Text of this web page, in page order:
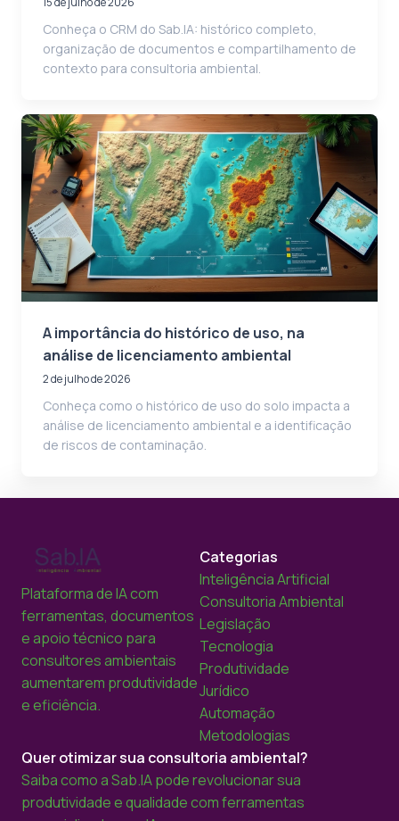
Conheça o CRM do Sab.IA: histórico completo,
organização de documentos e compartilhamento de
contexto para consultoria ambiental.
A importância do histórico de uso, na
análise de licenciamento ambiental
2 de julho de 2026
Conheça como o histórico de uso do solo impacta a
análise de licenciamento ambiental e a identificação
de riscos de contaminação.
Plataforma de IA com
ferramentas, documentos
e apoio técnico para
consultores ambientais
aumentarem produtividade
e eficiência.
Categorias
Inteligência Artificial
Consultoria Ambiental
Legislação
Tecnologia
Produtividade
Jurídico
Automação
Metodologias
Quer otimizar sua consultoria ambiental?
Saiba como a Sab.IA pode revolucionar sua
produtividade e qualidade com ferramentas